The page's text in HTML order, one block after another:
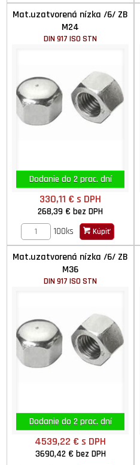
Mat.uzatvorená nízka /6/ ZB
M24
DIN 917 ISO STN
Dodanie do 2 prac. dní
330,11 €s DPH
268,39 €bez DPH
100ks
Kúpiť
Mat.uzatvorená nízka /6/ ZB
M36
DIN 917 ISO STN
Dodanie do 2 prac. dní
4539,22 €s DPH
3690,42 € bez DPH